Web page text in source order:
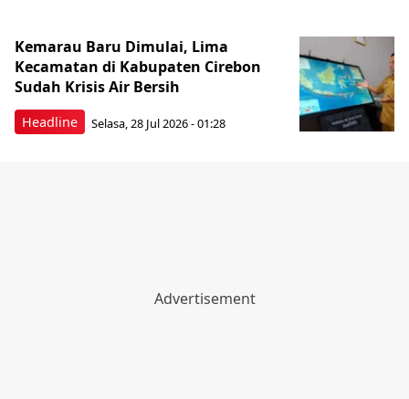
Headline
Kemarau Baru Dimulai, Lima
Kecamatan di Kabupaten Cirebon
Sudah Krisis Air Bersih
Selasa, 28 Jul 2026 - 01:28